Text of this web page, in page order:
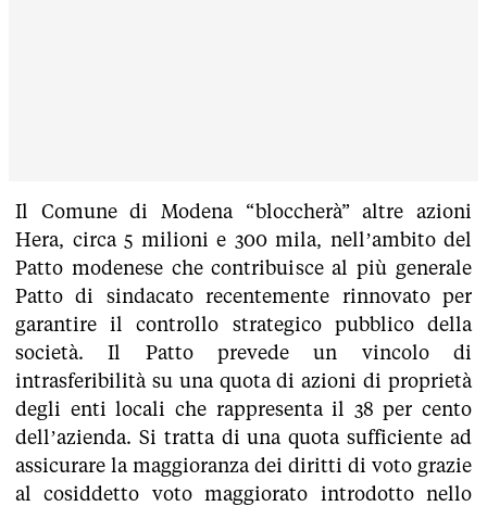
Il Comune di Modena “bloccherà” altre azioni
Hera, circa 5 milioni e 300 mila, nell’ambito del
Patto modenese che contribuisce al più generale
Patto di sindacato recentemente rinnovato per
garantire il controllo strategico pubblico della
società. Il Patto prevede un vincolo di
intrasferibilità su una quota di azioni di proprietà
degli enti locali che rappresenta il 38 per cento
dell’azienda. Si tratta di una quota sufficiente ad
assicurare la maggioranza dei diritti di voto grazie
al cosiddetto voto maggiorato introdotto nello